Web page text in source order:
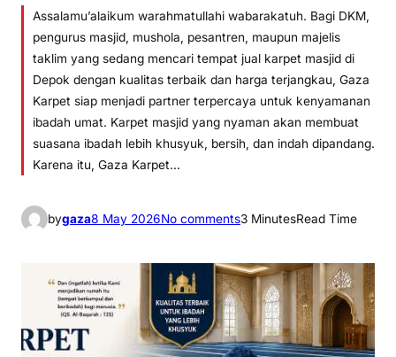
Assalamu’alaikum warahmatullahi wabarakatuh. Bagi DKM,
pengurus masjid, mushola, pesantren, maupun majelis
taklim yang sedang mencari tempat jual karpet masjid di
Depok dengan kualitas terbaik dan harga terjangkau, Gaza
Karpet siap menjadi partner terpercaya untuk kenyamanan
ibadah umat. Karpet masjid yang nyaman akan membuat
suasana ibadah lebih khusyuk, bersih, dan indah dipandang.
Karena itu, Gaza Karpet…
bygaza8 May 2026No commentso
0
8
1
-
3 MinutesRead Time